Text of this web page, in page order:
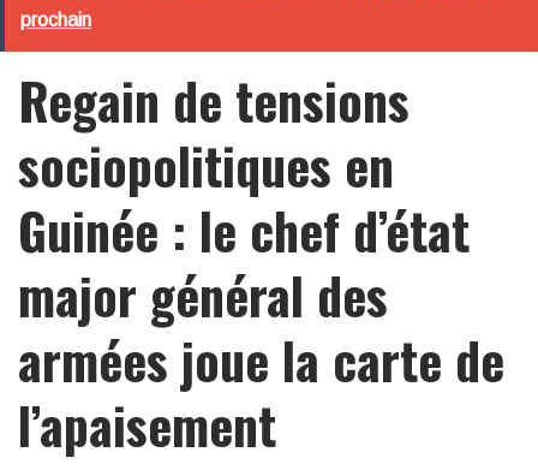
prochain
Regain de tensions
sociopolitiques en
Guinée : le chef d’état
major général des
armées joue la carte de
l’apaisement